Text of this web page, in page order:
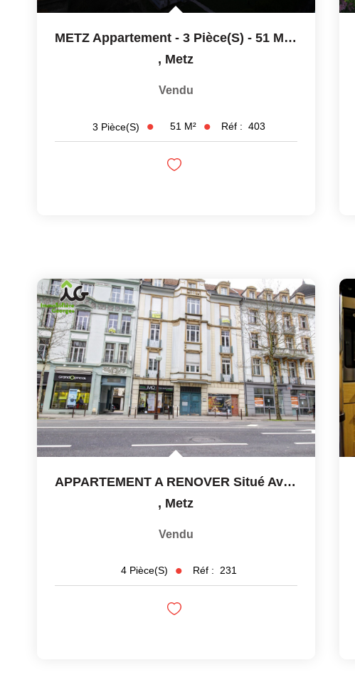
METZ Appartement - 3 Pièce(s) - 51 M2 Refait À Neuf
, Metz
Vendu
3 Pièce(s) 51 M² Réf : 403
APPARTEMENT A RENOVER Situé Avenue De Nancy À METZ
, Metz
Vendu
4 Pièce(s) Réf : 231